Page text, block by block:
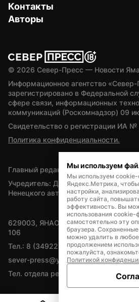
Контакты
Авторы
© 2026 Север-Пресс — Новости
Информационное агентство «Север-
зарегистрировано в Федеральной
сфере связи, информационных
коммуникаций (Роскомнадзор) 09
Свидетельство о регистрации ИА
Политика конфиденциальности.
Главный редактор — А.Л. Поздеев
Учредитель: Департамент
Ненецкого автономного округа
629003, ЯНАО, Салехард, мкр.
106
Тел.: 8 (34922) 71262
sever-press@yamal-media.ru
Тел. отдела рекламы: 8 (34922)
Мы используем
Мы используем
Яндекс.Метрика,
настройки,
работу сайта,
эффективность. Вы
использования
самостоятельно эту
браузера.
можно удалить в
продолжением
пожалуйста,
Политикой